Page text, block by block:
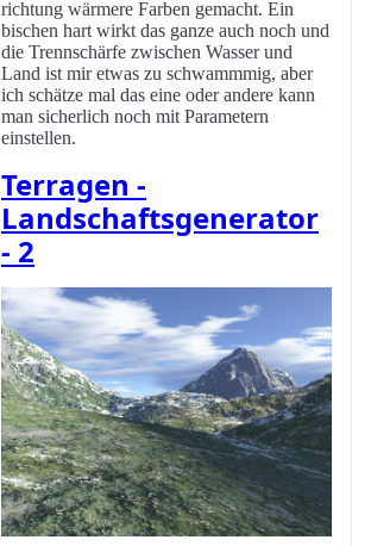
richtung wärmere Farben gemacht. Ein
bischen hart wirkt das ganze auch noch und
die Trennschärfe zwischen Wasser und
Land ist mir etwas zu schwammmig, aber
ich schätze mal das eine oder andere kann
man sicherlich noch mit Parametern
einstellen.
Terragen -
Landschaftsgenerator
- 2